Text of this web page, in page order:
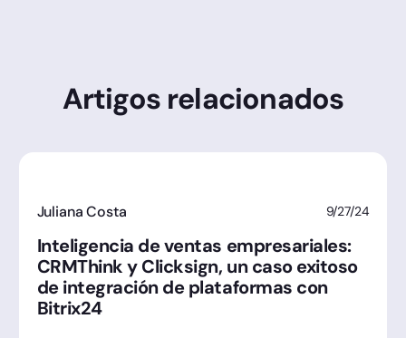
Artigos relacionados
Juliana Costa 9/27/24
Inteligencia de ventas empresariales:
CRMThink y Clicksign, un caso exitoso
de integración de plataformas con
Bitrix24